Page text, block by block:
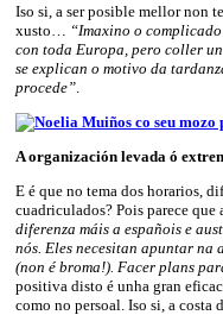
Iso si, a ser posible mellor non
xusto…
“Imaxino o
con toda Europa, pero coller
se explican o motivo da
procede”
A organización levada ó
E é que no tema dos horarios,
cuadriculados? Pois parece que
diferenza máis a españois e
nós. Eles necesitan apuntar na
(non é broma!). Facer plans
positiva disto é unha gran
como no persoal. Iso si, a